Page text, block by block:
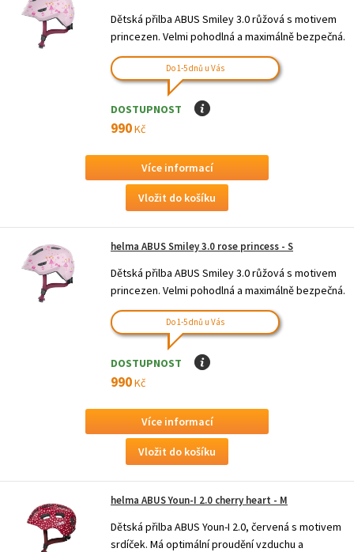
Dětská přilba ABUS Smiley 3.0 růžová s motivem
princezen. Velmi pohodlná a maximálně bezpečná.
Do 1-5 dnů u Vás
DOSTUPNOST I
990Kč
Více informací
helma ABUS Smiley 3.0 rose princess - S
Dětská přilba ABUS Smiley 3.0 růžová s motivem
princezen. Velmi pohodlná a maximálně bezpečná.
Do 1-5 dnů u Vás
DOSTUPNOST I
990Kč
Více informací
helma ABUS Youn-I 2.0 cherry heart - M
Dětská přilba ABUS Youn-I 2.0, červená s motivem
srdíček. Má optimální proudění vzduchu a